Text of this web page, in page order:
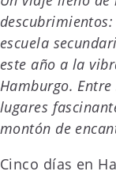
escuela
este año a la
Hamburgo.
lugares
montón de
Cinco días en